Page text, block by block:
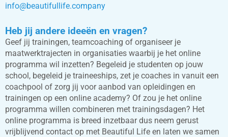
info@beautifullife.company
Heb jij andere ideeën en vragen?
Geef jij trainingen, teamcoaching of organiseer je
maatwerktrajecten in organisaties waarbij je het online
programma wil inzetten? Begeleid je studenten op jouw
school, begeleid je traineeships, zet je coaches in vanuit een
coachpool of zorg jij voor aanbod van opleidingen en
trainingen op een online academy? Of zou je het online
programma willen combineren met trainingsdagen? Het
online programma is breed inzetbaar dus neem gerust
vrijblijvend contact op met Beautiful Life en laten we samen